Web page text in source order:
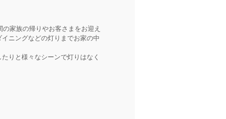
家族の帰りやお客さまをお迎え
ニングなどの灯りまでお家の中
りと様々なシーンで灯りはなく